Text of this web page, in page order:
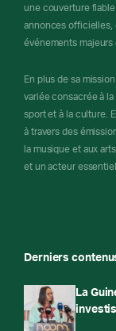
une couverture
annonces officielles,
événements majeurs
En plus de sa
variée consacrée à
sport et à la culture.
à travers des
la musique et aux
et un acteur
Derniers
La